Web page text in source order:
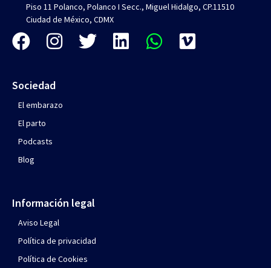
Piso 11 Polanco, Polanco I Secc., Miguel Hidalgo, CP.11510
Ciudad de México, CDMX
Sociedad
El embarazo
El parto
Podcasts
Blog
Información legal
Aviso Legal
Política de privacidad
Política de Cookies